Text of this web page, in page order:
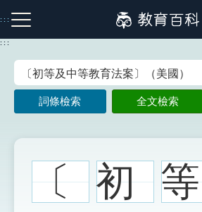
到
主
:::
注音索引圖示 筆畫索引圖示
:::
詞條檢索 全文檢索
〔 初 等